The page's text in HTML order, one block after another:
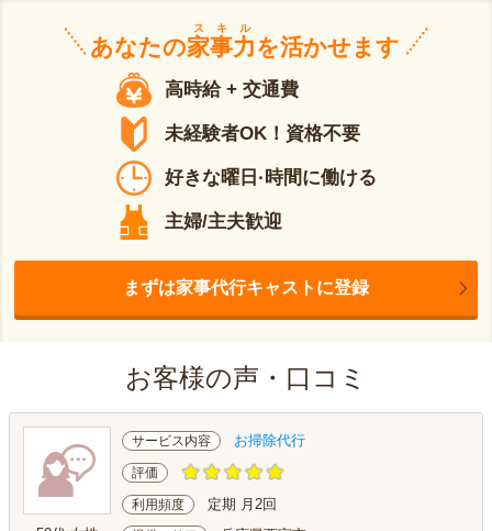
あなたの家事力
スキル
を活かせます
高時給 + 交通費
未経験者OK！資格不要
好きな曜日·時間に働ける
主婦/主夫歓迎
まずは家事代行キャストに登録
お客様の声・口コミ
サービス内容 お掃除代行
評価
利用頻度 定期 月2回